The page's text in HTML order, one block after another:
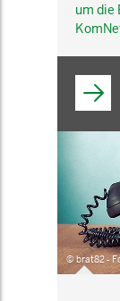
um die
© brat82 -